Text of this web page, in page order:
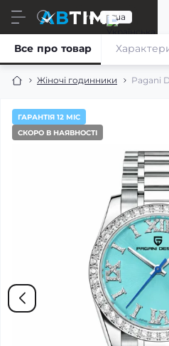
ru ua
Жіночі годинники Pagani
Все про товар
ГАРАНТІЯ 12 МІС
СКОРО В НАЯВНОСТІ